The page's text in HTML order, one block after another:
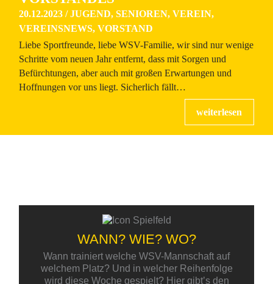
20.12.2023 /JUGEND, SENIOREN, VEREIN,
VEREINSNEWS, VORSTAND
Liebe Sportfreunde, liebe WSV-Familie, wir sind nur wenige
Schritte vom neuen Jahr entfernt, dass mit Sorgen und
Befürchtungen, aber auch mit großen Erwartungen und
Hoffnungen vor uns liegt. Sicherlich fällt…
WANN? WIE? WO?
Wann trainiert welche WSV-Mannschaft auf
welchem Platz? Und in welcher Reihenfolge
wird diese Woche gespielt? Hier gibt’s den